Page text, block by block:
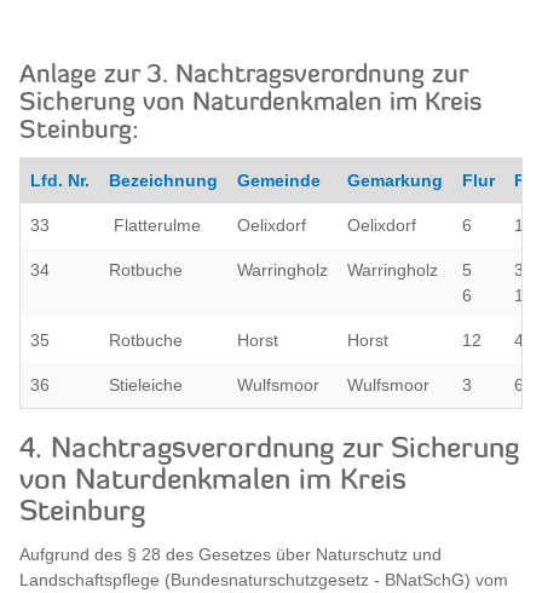
Anlage zur 3. Nachtragsverordnung zur
Sicherung von Naturdenkmalen im Kreis
Steinburg:
Lfd. Nr. Bezeichnung Gemeinde Gemarkung Flur
33 Flatterulme Oelixdorf Oelixdorf 6
34 Rotbuche Warringholz Warringholz
5
6
36/
35 Rotbuche Horst Horst 12
36 Stieleiche Wulfsmoor Wulfsmoor 3 69/
4. Nachtragsverordnung zur Sicherung
von Naturdenkmalen im Kreis
Steinburg
Aufgrund des § 28 des Gesetzes über Naturschutz und
Landschaftspflege (Bundesnaturschutzgesetz - BNatSchG) vom